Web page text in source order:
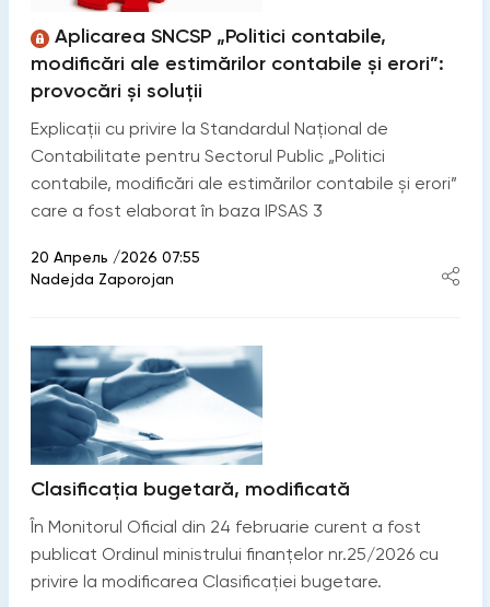
Aplicarea SNCSP „Politici contabile,
modificări ale estimărilor contabile și erori”:
provocări și soluții
Explicații cu privire la Standardul Național de
Contabilitate pentru Sectorul Public „Politici
contabile, modificări ale estimărilor contabile și erori”
care a fost elaborat în baza IPSAS 3
20 Апрель /2026 07:55
Nadejda Zaporojan
Clasificația bugetară, modificată
În Monitorul Oficial din 24 februarie curent a fost
publicat Ordinul ministrului finanțelor nr.25/2026 cu
privire la modificarea Clasificației bugetare.